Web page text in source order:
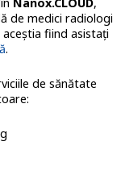
de medici radiologi
fiind asistați
.
de sănătate